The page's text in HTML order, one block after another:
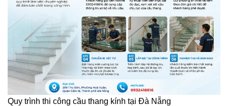
Quy trình thi công cầu thang kính tại Đà Nẵng